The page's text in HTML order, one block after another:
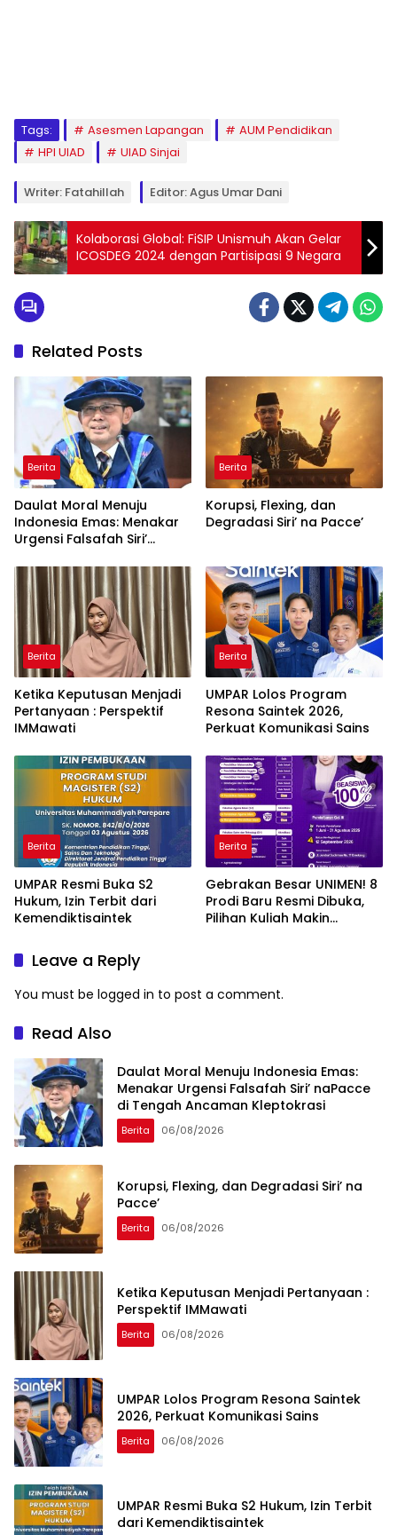
Tags: Asesmen Lapangan
AUM Pendidikan
HPI UIAD
UIAD Sinjai
Writer: Fatahillah Editor: Agus Umar Dani
Kolaborasi Global: FiSIP Unismuh Akan Gelar
ICOSDEG 2024 dengan Partisipasi 9 Negara
Related Posts
Berita
Daulat Moral Menuju
Indonesia Emas: Menakar
Urgensi Falsafah Siri’
Ancaman Kleptokrasi
Berita
Korupsi, Flexing, dan
Degradasi Siri’ na Pacce’
Berita
Ketika Keputusan Menjadi
Pertanyaan : Perspektif
IMMawati
Berita
UMPAR Lolos Program
Resona Saintek 2026,
Perkuat Komunikasi Sains
Berita
UMPAR Resmi Buka S2
Hukum, Izin Terbit dari
Kemendiktisaintek
Berita
Gebrakan Besar UNIMEN! 8
Prodi Baru Resmi Dibuka,
Pilihan Kuliah Makin
Leave a Reply
You must be logged in to post a comment.
Read Also
Daulat Moral Menuju Indonesia Emas:
Menakar Urgensi Falsafah Siri’ naPacce
di Tengah Ancaman Kleptokrasi
Berita 06/08/2026
Korupsi, Flexing, dan Degradasi Siri’ na
Pacce’
Berita 06/08/2026
Ketika Keputusan Menjadi Pertanyaan :
Perspektif IMMawati
Berita 06/08/2026
UMPAR Lolos Program Resona Saintek
2026, Perkuat Komunikasi Sains
Berita 06/08/2026
UMPAR Resmi Buka S2 Hukum, Izin Terbit
dari Kemendiktisaintek